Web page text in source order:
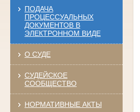
ПОДАЧА
ПРОЦЕССУАЛЬНЫХ
ДОКУМЕНТОВ В
ЭЛЕКТРОННОМ ВИДЕ
О СУДЕ
СУДЕЙСКОЕ
СООБЩЕСТВО
НОРМАТИВНЫЕ АКТЫ